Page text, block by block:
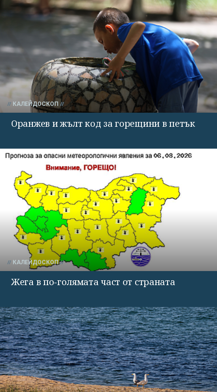
КАЛЕЙДОСКОП
Оранжев и жълт код за горещини в петък
КАЛЕЙДОСКОП
Жега в по-голямата част от страната